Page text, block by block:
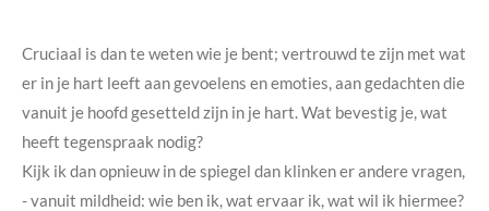
Cruciaal is dan te weten wie je bent; vertrouwd te zijn met wat
er in je hart leeft aan gevoelens en emoties, aan gedachten die
vanuit je hoofd gesetteld zijn in je hart. Wat bevestig je, wat
heeft tegenspraak nodig?
Kijk ik dan opnieuw in de spiegel dan klinken er andere vragen,
- vanuit mildheid: wie ben ik, wat ervaar ik, wat wil ik hiermee?